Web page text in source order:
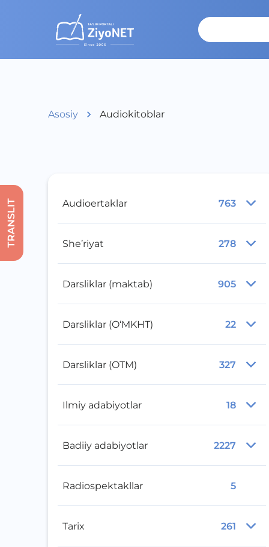
Asosiy Audiokitoblar
Audioertaklar 763
She’riyat 278
Darsliklar (maktab) 905
Darsliklar (O‘MKHT) 22
Darsliklar (OTM) 327
Ilmiy adabiyotlar 18
Badiiy adabiyotlar 2227
Radiospektakllar 5
Tarix 261
TRANSLIT